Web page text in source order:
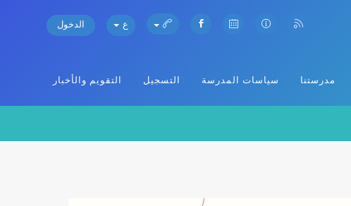
ع الدخول
مدرستنا سياسات المدرسة التسجيل التقويم والأخبار